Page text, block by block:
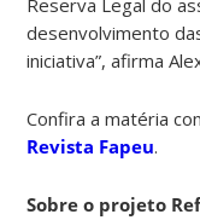
desenvolvimento
iniciativa”, afirma
Confira a matéria
Revista Fapeu.
Sobre o projeto